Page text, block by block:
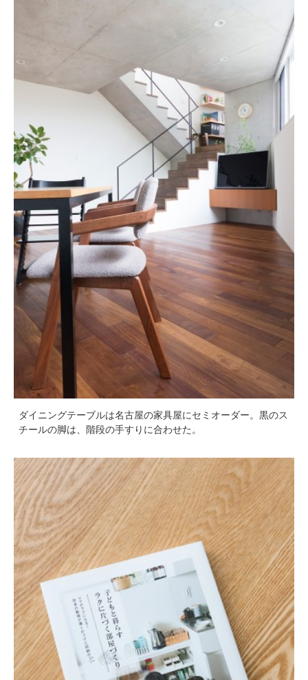
ダイニングテーブルは名古屋の家具屋にセミオーダー。黒のス
チールの脚は、階段の手すりに合わせた。